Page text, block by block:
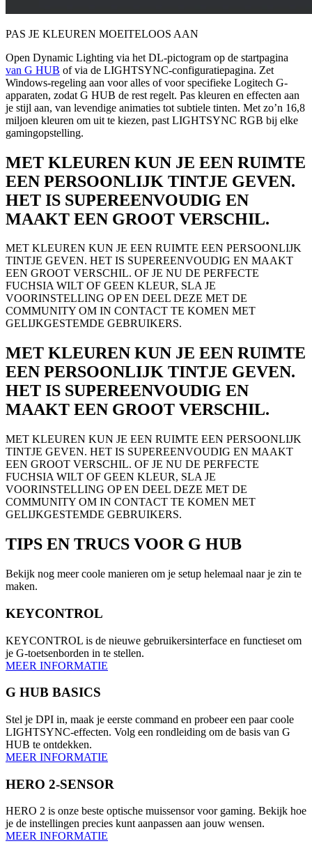
PAS JE KLEUREN MOEITELOOS AAN
Open Dynamic Lighting via het DL-pictogram op de startpagina
van G HUB of via de LIGHTSYNC-configuratiepagina. Zet
Windows-regeling aan voor alles of voor specifieke Logitech G-
apparaten, zodat G HUB de rest regelt. Pas kleuren en effecten aan
je stijl aan, van levendige animaties tot subtiele tinten. Met zo’n 16,8
miljoen kleuren om uit te kiezen, past LIGHTSYNC RGB bij elke
gamingopstelling.
MET KLEUREN KUN JE EEN RUIMTE
EEN PERSOONLIJK TINTJE GEVEN.
HET IS SUPEREENVOUDIG EN
MAAKT EEN GROOT VERSCHIL.
MET KLEUREN KUN JE EEN RUIMTE EEN PERSOONLIJK
TINTJE GEVEN. HET IS SUPEREENVOUDIG EN MAAKT
EEN GROOT VERSCHIL. OF JE NU DE PERFECTE
FUCHSIA WILT OF GEEN KLEUR, SLA JE
VOORINSTELLING OP EN DEEL DEZE MET DE
COMMUNITY OM IN CONTACT TE KOMEN MET
GELIJKGESTEMDE GEBRUIKERS.
MET KLEUREN KUN JE EEN RUIMTE
EEN PERSOONLIJK TINTJE GEVEN.
HET IS SUPEREENVOUDIG EN
MAAKT EEN GROOT VERSCHIL.
MET KLEUREN KUN JE EEN RUIMTE EEN PERSOONLIJK
TINTJE GEVEN. HET IS SUPEREENVOUDIG EN MAAKT
EEN GROOT VERSCHIL. OF JE NU DE PERFECTE
FUCHSIA WILT OF GEEN KLEUR, SLA JE
VOORINSTELLING OP EN DEEL DEZE MET DE
COMMUNITY OM IN CONTACT TE KOMEN MET
GELIJKGESTEMDE GEBRUIKERS.
TIPS EN TRUCS VOOR G HUB
Bekijk nog meer coole manieren om je setup helemaal naar je zin te
maken.
KEYCONTROL
KEYCONTROL is de nieuwe gebruikersinterface en functieset om
je G-toetsenborden in te stellen.
MEER INFORMATIE
G HUB BASICS
Stel je DPI in, maak je eerste command en probeer een paar coole
LIGHTSYNC-effecten. Volg een rondleiding om de basis van G
HUB te ontdekken.
MEER INFORMATIE
HERO 2-SENSOR
HERO 2 is onze beste optische muissensor voor gaming. Bekijk hoe
je de instellingen precies kunt aanpassen aan jouw wensen.
MEER INFORMATIE